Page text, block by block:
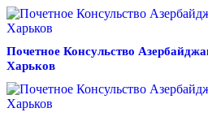
Почетное Консульство
Харьков